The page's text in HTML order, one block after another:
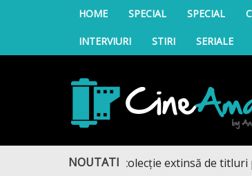
HOME SPECIAL SPECIAL
INTERVIURI STIRI SERIALE
CineAmator
NOUTATI
noua colecție extinsă de titluri pe